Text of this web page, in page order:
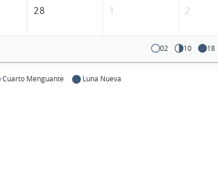
28 1 2
02 10 18
Cuarto Menguante Luna Nueva